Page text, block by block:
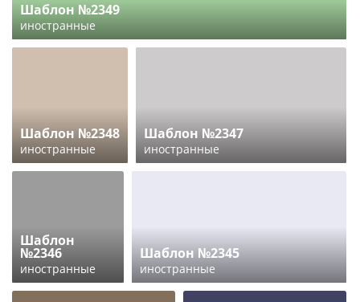
Шаблон №2349
иностранные
Шаблон №2348
иностранные
Шаблон №2347
иностранные
Шаблон
№2346
иностранные
Шаблон №2345
иностранные